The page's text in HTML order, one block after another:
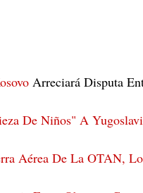
Arreciará Disputa
De Niños" A
Aérea De La OTAN,